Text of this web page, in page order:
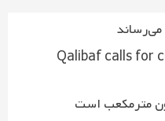
می‌رساند
Qalibaf calls for